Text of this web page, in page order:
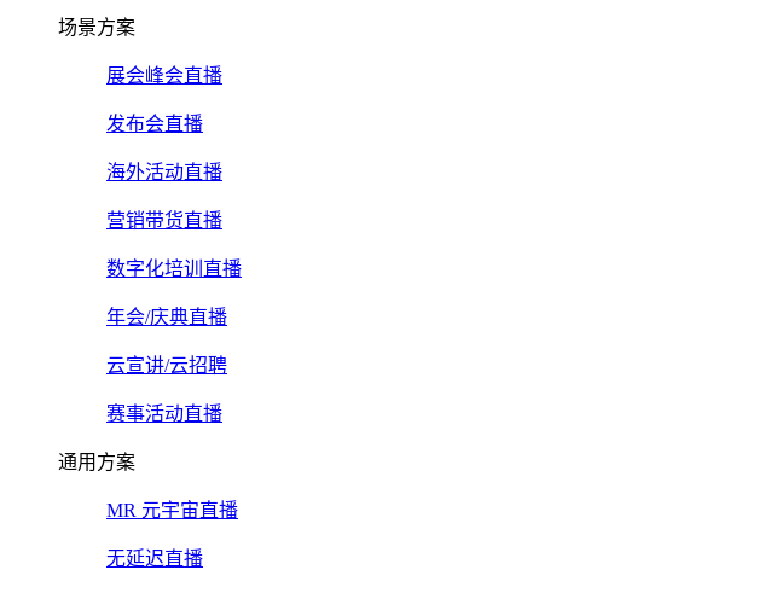
场景方案
展会峰会直播
发布会直播
海外活动直播
营销带货直播
数字化培训直播
年会/庆典直播
云宣讲/云招聘
赛事活动直播
通用方案
MR 元宇宙直播
无延迟直播